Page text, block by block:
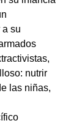
a su
nutrir
las niñas,